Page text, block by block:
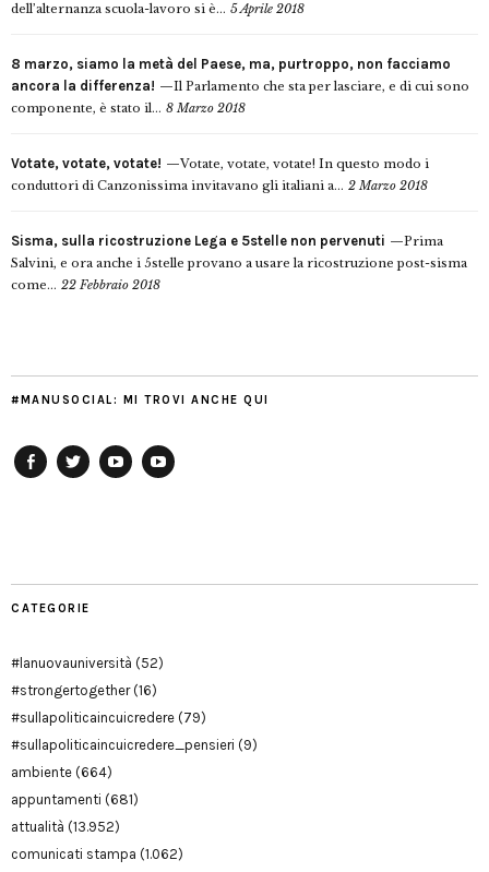
dell’alternanza scuola-lavoro si è... 5 Aprile 2018
8 marzo, siamo la metà del Paese, ma, purtroppo, non facciamo
ancora la differenza!
Il Parlamento che sta per lasciare, e di cui sono
componente, è stato il... 8 Marzo 2018
Votate, votate, votate!
Votate, votate, votate! In questo modo i
conduttori di Canzonissima invitavano gli italiani a... 2 Marzo 2018
Sisma, sulla ricostruzione Lega e 5stelle non pervenuti
Prima
Salvini, e ora anche i 5stelle provano a usare la ricostruzione post-sisma
come... 22 Febbraio 2018
#MANUSOCIAL: MI TROVI ANCHE QUI
CATEGORIE
#lanuovauniversità (52)
#strongertogether(16)
#sullapoliticaincuicredere (79)
#sullapoliticaincuicredere_pensieri (9)
ambiente (664)
appuntamenti (681)
attualità (13.952)
comunicati stampa (1.062)